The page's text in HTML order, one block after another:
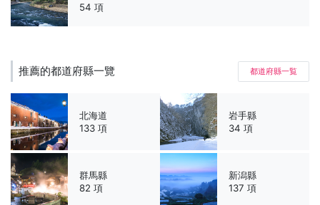
54 項
推薦的都道府縣一覽 都道府縣一覧
北海道
133 項
岩手縣
34 項
群馬縣
82 項
新潟縣
137 項